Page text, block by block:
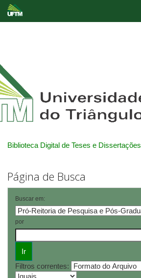
Biblioteca Digital de Teses e Dissertações
Página de Busca
Buscar em:
por
Filtros correntes: